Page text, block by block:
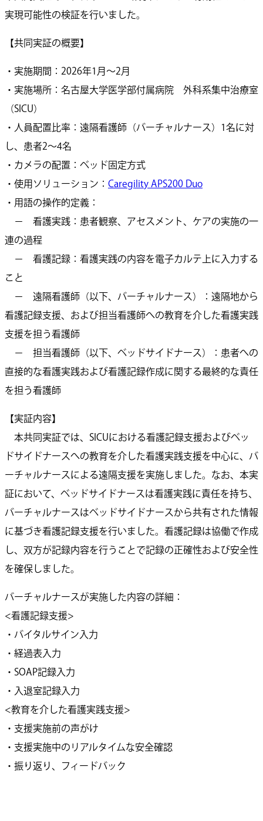
実現可能性の検証を行いました。
【共同実証の概要】
・実施期間：2026年1月～2月
・実施場所：名古屋大学医学部付属病院 外科系集中治療室
（SICU）
・人員配置比率：遠隔看護師（バーチャルナース）1名に対
し、患者2～4名
・カメラの配置：ベッド固定方式
・使用ソリューション： Caregility APS200 Duo
・用語の操作的定義：
－ 看護実践：患者観察、アセスメント、ケアの実施の一
連の過程
－ 看護記録：看護実践の内容を電子カルテ上に入力する
こと
－ 遠隔看護師（以下、バーチャルナース）：遠隔地から
看護記録支援、および担当看護師への教育を介した看護実践
支援を担う看護師
－ 担当看護師（以下、ベッドサイドナース）：患者への
直接的な看護実践および看護記録作成に関する最終的な責任
を担う看護師
【実証内容】
本共同実証では、SICUにおける看護記録支援およびベッ
ドサイドナースへの教育を介した看護実践支援を中心に、バ
ーチャルナースによる遠隔支援を実施しました。なお、本実
証において、ベッドサイドナースは看護実践に責任を持ち、
バーチャルナースはベッドサイドナースから共有された情報
に基づき看護記録支援を行いました。看護記録は協働で作成
し、双方が記録内容を行うことで記録の正確性および安全性
を確保しました。
バーチャルナースが実施した内容の詳細：
<看護記録支援>
・バイタルサイン入力
・経過表入力
・SOAP記録入力
・入退室記録入力
<教育を介した看護実践支援>
・支援実施前の声がけ
・支援実施中のリアルタイムな安全確認
・振り返り、フィードバック